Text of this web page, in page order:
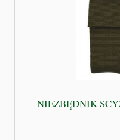
NIEZBĘDNIK